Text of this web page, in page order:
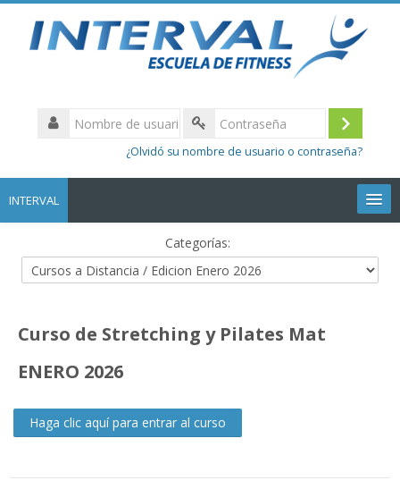
Nombre
de
Acceder
¿Olvidó su nombre de usuario o contraseña?
INTERVAL
Español - Internacional ‎(es)‎
Buscar
cursos
Categorías:
Curso de Stretching y Pilates Mat
ENERO 2026
Haga clic aquí para entrar al curso